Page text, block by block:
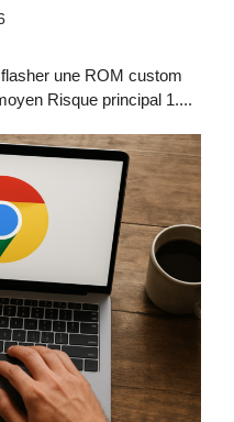
une ROM custom
Risque principal 1....